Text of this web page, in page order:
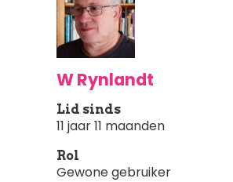
W Rynlandt
Lid sinds
11 jaar 11 maanden
Rol
Gewone gebruiker